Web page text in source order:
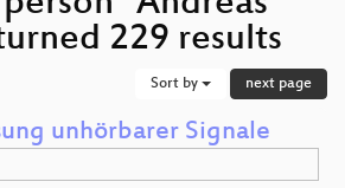
229 results
Sort by next page
unhörbarer Signale